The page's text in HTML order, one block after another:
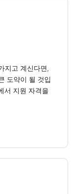
지고 계신다면,
도약이 될 것입
서 지원 자격을